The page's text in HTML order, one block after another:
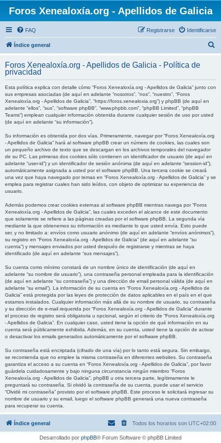
Foros Xenealoxía.org - Apellidos de Galicia
FAQ Identificarse
Registrarse
Índice general
c
Foros Xenealoxía.org - Apellidos de Galicia - Política de
privacidad
Esta política explica con detalle cómo “Foros Xenealoxía.org - Apellidos de Galicia” junto con
sus empresas asociadas (de aquí en adelante “nosotros”, “nos”, “nuestro”, “Foros
Xenealoxía.org - Apellidos de Galicia”, “https://foros.xenealoxia.org”) y phpBB (de aquí en
adelante “ellos”, “sus”, “software phpBB”, “www.phpbb.com”, “phpBB Limited”, “phpBB
Teams”) emplean cualquier información obtenida durante cualquier sesión de uso por usted
(de aquí en adelante “su información”).
Su información es obtenida por dos vías. Primeramente, navegar por “Foros Xenealoxía.org
- Apellidos de Galicia” hará al software phpBB crear un número de cookies, las cuales son
un pequeño archivo de texto que se descargan en los archivos temporales del navegador
de su PC. Las primeras dos cookies sólo contienen un identificador de usuario (de aquí en
adelante “user-id”) y un identificador de sesión anónima (de aquí en adelante “session-id”),
automáticamente asignada a usted por el software phpBB. Una tercera cookie se creará
una vez que haya navegado por temas en “Foros Xenealoxía.org - Apellidos de Galicia” y se
emplea para registrar cuales han sido leídos, con objeto de optimizar su experiencia de
usuario.
Además podemos crear cookies externas al software phpBB mientras navega por “Foros
Xenealoxía.org - Apellidos de Galicia”, las cuales exceden el alcance de este documento
que solamente se refiere a las páginas creadas por el software phpBB. La segunda vía
mediante la que obtenemos su información es mediante lo que usted envía. Esto puede
ser, y no limitado a: envíos como usuario anónimo (de aquí en adelante “envíos anónimos”),
su registro en “Foros Xenealoxía.org - Apellidos de Galicia” (de aquí en adelante “su
cuenta”) y mensajes enviados por usted después de registrarse y mientras se haya
identificado (de aquí en adelante “sus mensajes”).
Su cuenta como mínimo constará de un nombre único de identificación (de aquí en
adelante “su nombre de usuario”), una contraseña personal empleada para la identificación
(de aquí en adelante “su contraseña”) y una dirección de email personal válida (de aquí en
adelante “su email”). La información de su cuenta en “Foros Xenealoxía.org - Apellidos de
Galicia” está protegida por las leyes de protección de datos aplicables en el país en el que
estamos instalados. Cualquier información más allá de su nombre de usuario, su contraseña
y su dirección de e-mail requerida por “Foros Xenealoxía.org - Apellidos de Galicia” durante
el proceso de registro será obligatoria u opcional, según el criterio de “Foros Xenealoxía.org
- Apellidos de Galicia”. En cualquier caso, usted tiene la opción de qué información en su
cuenta será públicamente exhibida. Además, en su cuenta, usted tiene la opción de activar
o desactivar los emails generados automáticamente por el software phpBB.
Su contraseña está encriptada (cifrado de una vía) por lo tanto está segura. Sin embargo,
se recomienda que no emplee la misma contraseña en diferentes websites. Su contraseña
garantiza el acceso a su cuenta en “Foros Xenealoxía.org - Apellidos de Galicia”, por favor
guárdela cuidadosamente y bajo ninguna circunstancia ningún miembro “Foros
Xenealoxía.org - Apellidos de Galicia”, phpBB u otra tercera parte, legítimamente le
preguntará su contraseña. Si olvidó la contraseña de su cuenta, puede usar el servicio
“Olvidé mi contraseña” provisto por el software phpBB. Este proceso le solicitará ingresar su
nombre de usuario y su email, luego el software phpBB generará una nueva contraseña
para recuperar su cuenta.
Índice general Todos los horarios son UTC+02:00
Desarrollado por phpBB® Forum Software © phpBB Limited